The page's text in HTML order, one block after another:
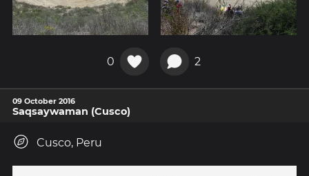
0 2
09 October 2016
Saqsaywaman (Cusco)
Cusco, Peru